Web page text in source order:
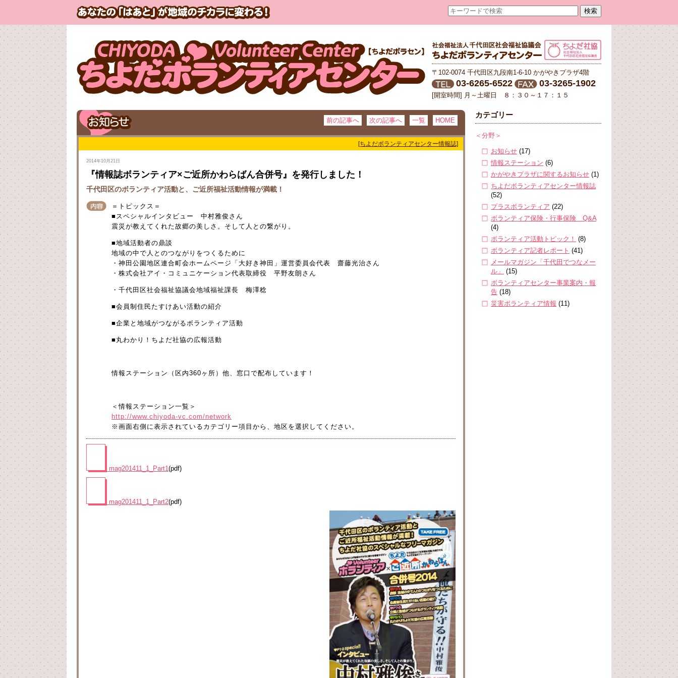
〒102-0074 千代田区九段南1-6-10 かがやきプラザ4階
03-6265-6522 03-3265-1902
[開室時間] 月～土曜日 ８：３０～１７：１５
前の記事へ 次の記事へ 一覧 HOME
[ちよだボランティアセンター情報誌]
2014年10月21日
『情報誌ボランティア×ご近所かわらばん合併号』を発行しました！
千代田区のボランティア活動と、ご近所福祉活動情報が満載！
＝トピックス＝
■スペシャルインタビュー 中村雅俊さん
震災が教えてくれた故郷の美しさ。そして人との繋がり。
■地域活動者の鼎談
地域の中で人とのつながりをつくるために
・神田公園地区連合町会ホームページ「大好き神田」運営委員会代表 齋藤光治さん
・株式会社アイ・コミュニケーション代表取締役 平野友朗さん
・千代田区社会福祉協議会地域福祉課長 梅澤稔
■会員制住民たすけあい活動の紹介
■企業と地域がつながるボランティア活動
■丸わかり！ちよだ社協の広報活動
情報ステーション（区内360ヶ所）他、窓口で配布しています！
＜情報ステーション一覧＞
http://www.chiyoda-vc.com/network
※画面右側に表示されているカテゴリー項目から、地区を選択してください。
mag201411_1_Part1(pdf)
mag201411_1_Part2(pdf)
カテゴリー
＜分野＞
お知らせ (17)
情報ステーション (6)
かがやきプラザに関するお知らせ (1)
ちよだボランティアセンター情報誌
(52)
プラスボランティア (22)
ボランティア保険・行事保険 Q&A
(4)
ボランティア活動トピック！ (8)
ボランティア記者レポート (41)
メールマガジン「千代田でつなメー
ル」
(15)
ボランティアセンター事業案内・報
告 (18)
災害ボランティア情報 (11)